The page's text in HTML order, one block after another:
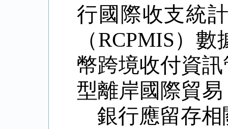
行國際收支統
（RCPMIS）數
幣跨境收付資
型離岸國際貿
銀行應留存